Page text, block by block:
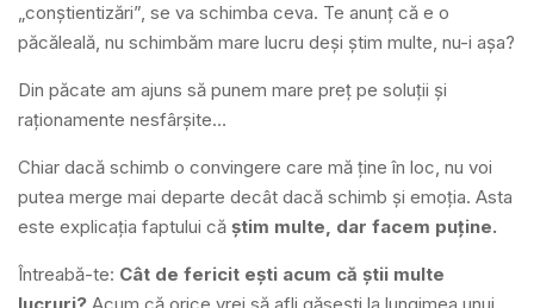
„conștientizări”, se va schimba ceva. Te anunț că e o
păcăleală, nu schimbăm mare lucru deși știm multe, nu-i așa?
Din păcate am ajuns să punem mare preț pe soluții și
raționamente nesfârșite…
Chiar dacă schimb o convingere care mă ține în loc, nu voi
putea merge mai departe decât dacă schimb și emoția. Asta
este explicația faptului că știm multe, dar facem puține.
Întreabă-te: Cât de fericit ești acum că știi multe